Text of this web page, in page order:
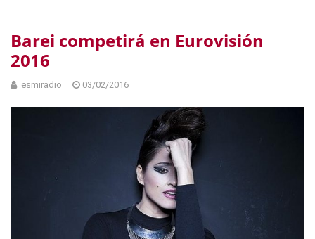
Barei competirá en Eurovisión
2016
esmiradio 03/02/2016